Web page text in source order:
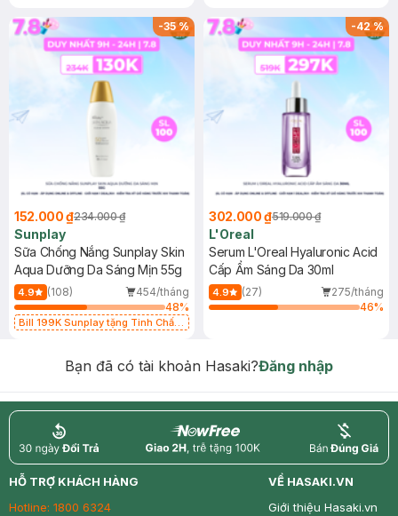
-35%
152.000 ₫234.000 ₫
Sunplay
Sữa Chống Nắng Sunplay Skin
Aqua Dưỡng Da Sáng Mịn 55g
4.9 (108)
454/tháng
48%
Bill 199K Sunplay tặng Tinh Chất
-42%
302.000 ₫519.000 ₫
L'Oreal
Serum L'Oreal Hyaluronic Acid
Cấp Ẩm Sáng Da 30ml
4.9 (27)
275/tháng
46%
Bạn đã có tài khoản Hasaki?Đăng nhập
return nowfree price
HỖ TRỢ KHÁCH HÀNG
Hotline: 1800 6324
VỀ HASAKI.VN
Giới thiệu Hasaki.vn